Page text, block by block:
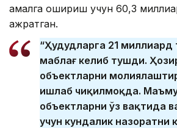
амалга ошириш учун 60,3
ажратган.
“Ҳудудларга 21 миллиард
маблағ келиб тушди.
объектларни
ишлаб чиқилмоқда.
объектларни ўз вақтида
учун кундалик назоратни